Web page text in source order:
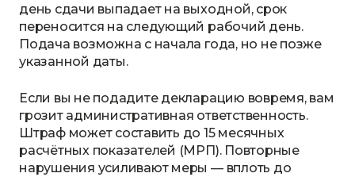
день сдачи выпадает на выходной, срок
переносится на следующий рабочий день.
Подача возможна с начала года, но не позже
указанной даты.
Если вы не подадите декларацию вовремя, вам
грозит административная ответственность.
Штраф может составить до 15 месячных
расчётных показателей (МРП). Повторные
нарушения усиливают меры — вплоть до